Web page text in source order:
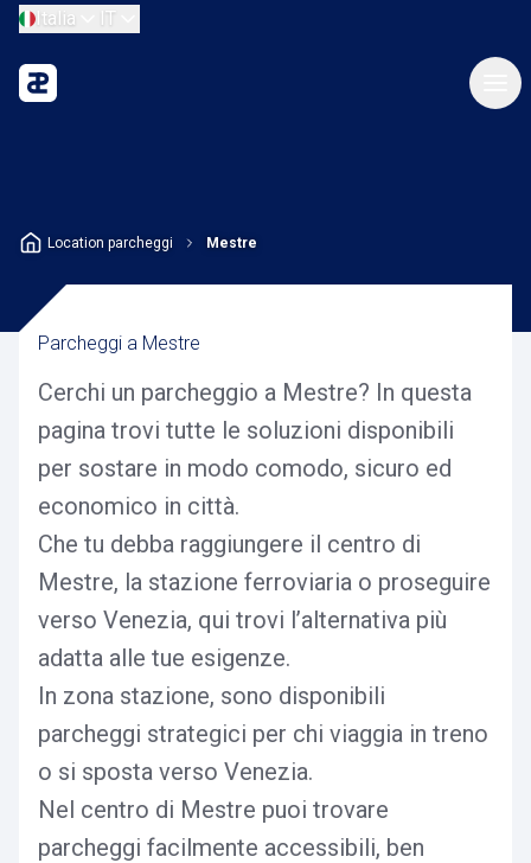
Italia IT
Location parcheggi Mestre
Parcheggi a Mestre
Cerchi un parcheggio a Mestre? In questa
pagina trovi tutte le soluzioni disponibili
per sostare in modo comodo, sicuro ed
economico in città.
Che tu debba raggiungere il centro di
Mestre, la stazione ferroviaria o proseguire
verso Venezia, qui trovi l’alternativa più
adatta alle tue esigenze.
In zona stazione, sono disponibili
parcheggi strategici per chi viaggia in treno
o si sposta verso Venezia.
Nel centro di Mestre puoi trovare
parcheggi facilmente accessibili, ben